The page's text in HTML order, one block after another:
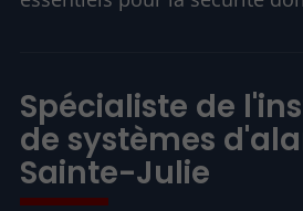
Spécialiste de
de systèmes
Sainte-Julie